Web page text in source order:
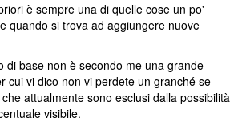
è sempre una di quelle cose un po'
quando si trova ad aggiungere nuove
di base non è secondo me una grande
cui vi dico non vi perdete un granché se
attualmente sono esclusi dalla possibilità
visibile.